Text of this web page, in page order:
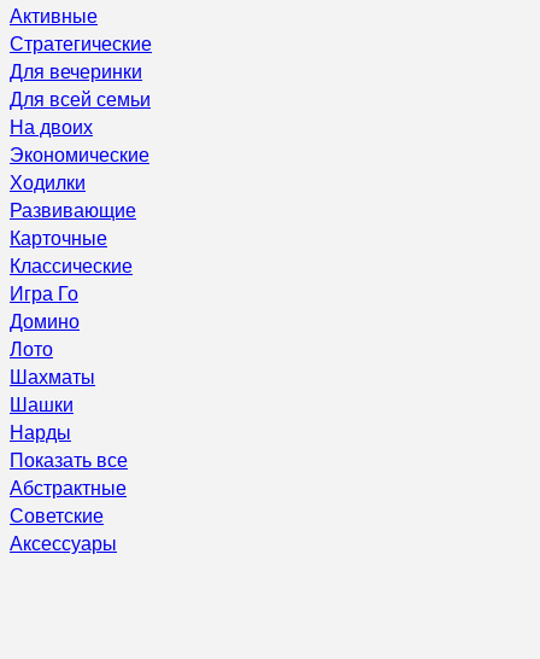
Активные
Стратегические
Для вечеринки
Для всей семьи
На двоих
Экономические
Ходилки
Развивающие
Карточные
Классические
Игра Го
Домино
Лото
Шахматы
Шашки
Нарды
Показать все
Абстрактные
Советские
Аксессуары